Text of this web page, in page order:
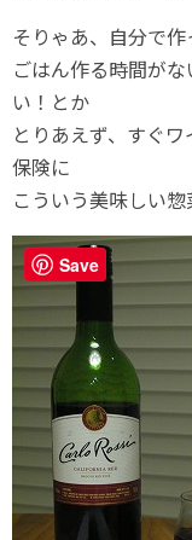
そりゃあ、自分で
ごはん作る時間が
い！とか
とりあえず、すぐ
保険に
こういう美味しい
Save